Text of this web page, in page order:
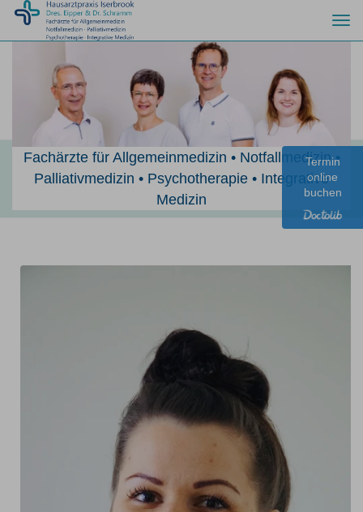
Fachärzte für Allgemeinmedizin • Notfallmedizin •
Palliativmedizin • Psychotherapie • Integrative
Medizin
Termin
online
buchen